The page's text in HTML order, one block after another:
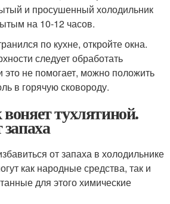
и просушенный холодильник
на 10-12 часов.
по кухне, откройте окна.
следует обработать
это не помогает, можно положить
в горячую сковороду.
тухлятиной.
от запаха в холодильнике
как народные средства, так и
для этого химические